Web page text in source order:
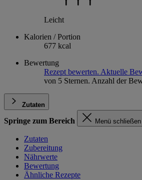
Leicht
Kalorien / Portion
677 kcal
Bewertung
Rezept bewerten. Aktuelle
von 5 Sternen. Anzahl der
Zutaten
Springe zum Bereich Menü schließen
Zutaten
Zubereitung
Nährwerte
Bewertung
Ähnliche Rezepte